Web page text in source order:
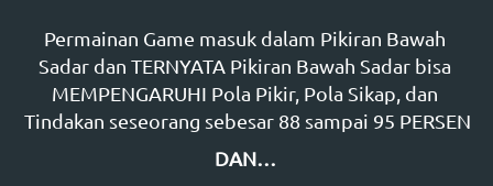
Permainan Game masuk dalam Pikiran Bawah
Sadar dan TERNYATA Pikiran Bawah Sadar bisa
MEMPENGARUHI Pola Pikir, Pola Sikap, dan
Tindakan seseorang sebesar 88 sampai 95 PERSEN
DAN…